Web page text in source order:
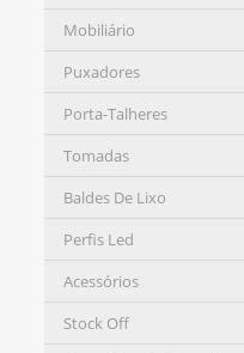
Mobiliário
Puxadores
Porta-Talheres
Tomadas
Baldes De Lixo
Perfis Led
Acessórios
Stock Off